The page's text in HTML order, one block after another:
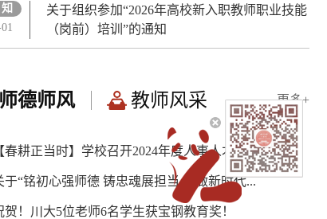
关于组织参加“2026年高校新入职教师职业技能
（岗前）培训”的通知
师德师风 教师风采 更多+
春耕正当时】学校召开2024年度人事人才工作...
于“铭初心强师德 铸忠魂展担当,争做新时代...
贺！川大5位老师6名学生获宝钢教育奖！